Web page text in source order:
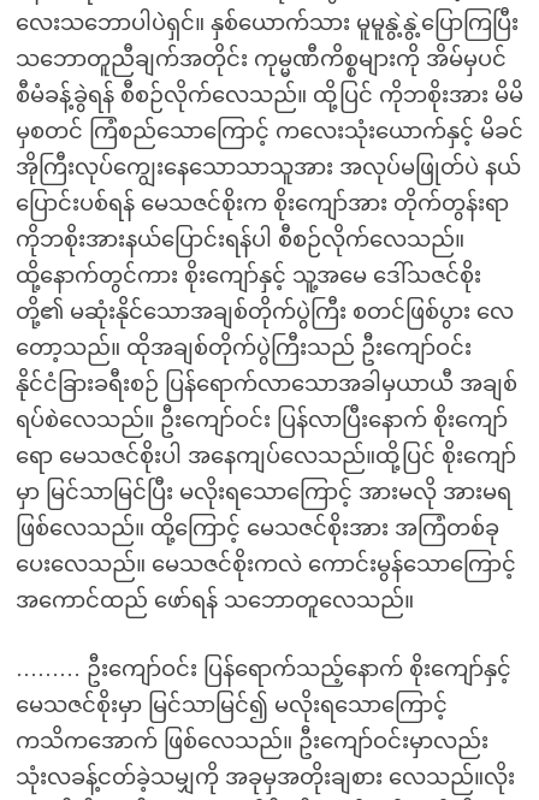
လေးသဘောပါပဲရှင်။ နှစ်ယောက်သား မူမူနွဲ့နွဲ့ပြောကြပြီး
သဘောတူညီချက်အတိုင်း ကုမ္မဏီကိစ္စများကို အိမ်မှပင်
စီမံခန့်ခွဲရန် စီစဉ်လိုက်လေသည်။ ထို့ပြင် ကိုဘစိုးအား မိမိ
မှစတင် ကြံစည်သောကြောင့် ကလေးသုံးယောက်နှင့် မိခင်
အိုကြီးလုပ်ကျွေးနေသောသာသူအား အလုပ်မဖြုတ်ပဲ နယ်
ပြောင်းပစ်ရန် မေသဇင်စိုးက စိုးကျော်အား တိုက်တွန်းရာ
ကိုဘစိုးအားနယ်ပြောင်းရန်ပါ စီစဉ်လိုက်လေသည်။
ထို့နောက်တွင်ကား စိုးကျော်နှင့် သူ့အမေ ဒေါ်သဇင်စိုး
တို့၏ မဆုံးနိုင်သောအချစ်တိုက်ပွဲကြီး စတင်ဖြစ်ပွား လေ
တော့သည်။ ထိုအချစ်တိုက်ပွဲကြီးသည် ဦးကျော်ဝင်း
နိုင်ငံခြားခရီးစဉ် ပြန်ရောက်လာသောအခါမှယာယီ အချစ်
ရပ်စဲလေသည်။ ဦးကျော်ဝင်း ပြန်လာပြီးနောက် စိုးကျော်
ရော မေသဇင်စိုးပါ အနေကျပ်လေသည်။ထို့ပြင် စိုးကျော်
မှာ မြင်သာမြင်ပြီး မလိုးရသောကြောင့် အားမလို အားမရ
ဖြစ်လေသည်။ ထို့ကြောင့် မေသဇင်စိုးအား အကြံတစ်ခု
ပေးလေသည်။ မေသဇင်စိုးကလဲ ကောင်းမွန်သောကြောင့်
အကောင်ထည် ဖော်ရန် သဘောတူလေသည်။
……… ဦးကျော်ဝင်း ပြန်ရောက်သည့်နောက် စိုးကျော်နှင့်
မေသဇင်စိုးမှာ မြင်သာမြင်၍ မလိုးရသောကြောင့်
ကသိကအောက် ဖြစ်လေသည်။ ဦးကျော်ဝင်းမှာလည်း
သုံးလခန့်ငတ်ခဲ့သမျှကို အခုမှအတိုးချစား လေသည်။လိုး